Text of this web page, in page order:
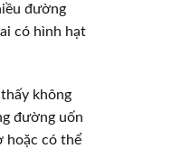
đường
có hình hạt
không
đường uốn
hoặc có thể